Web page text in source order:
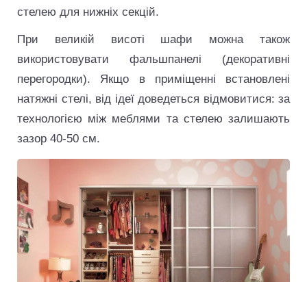
стелею для нижніх секцій.
При великій висоті шафи можна також
використовувати фальшпанелі (декоративні
перегородки). Якщо в приміщенні встановлені
натяжні стелі, від ідеї доведеться відмовитися: за
технологією між меблями та стелею залишають
зазор 40-50 см.